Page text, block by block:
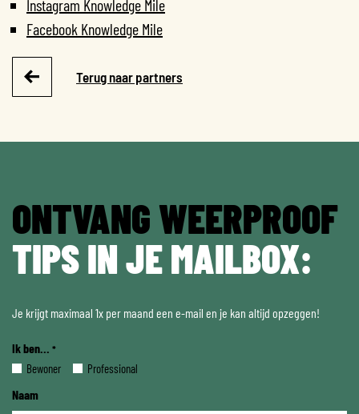
Instagram Knowledge Mile
Facebook Knowledge Mile
Terug naar partners
ONTVANG WEERPROOF
TIPS IN JE MAILBOX:
Je krijgt maximaal 1x per maand een e-mail en je kan altijd opzeggen!
Ik ben... *
Bewoner Professional
Naam